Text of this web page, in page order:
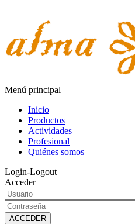
Menú principal
Inicio
Productos
Actividades
Profesional
Quiénes somos
Login-Logout
Acceder